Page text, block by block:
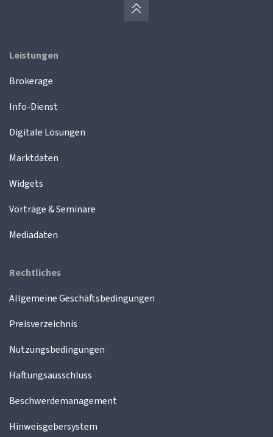
Leistungen
Brokerage
Info-Dienst
Digitale Lösungen
Marktdaten
Widgets
Vorträge & Seminare
Mediadaten
Rechtliches
Allgemeine Geschäftsbedingungen
Preisverzeichnis
Nutzungsbedingungen
Haftungsausschluss
Beschwerdemanagement
Hinweisgebersystem